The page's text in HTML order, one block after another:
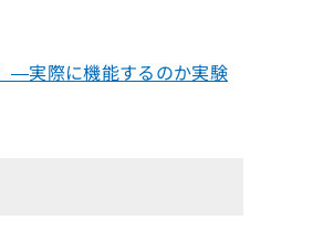
―実際に機能するのか実験